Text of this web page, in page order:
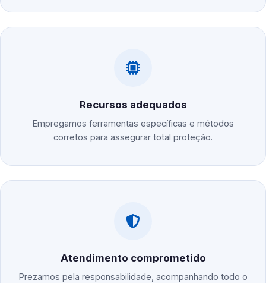
Recursos adequados
Empregamos ferramentas específicas e métodos
corretos para assegurar total proteção.
Atendimento comprometido
Prezamos pela responsabilidade, acompanhando todo o